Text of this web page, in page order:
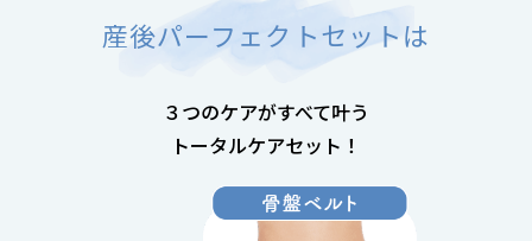
産後パーフェクトセットは
３つのケアがすべて叶う
トータルケアセット！